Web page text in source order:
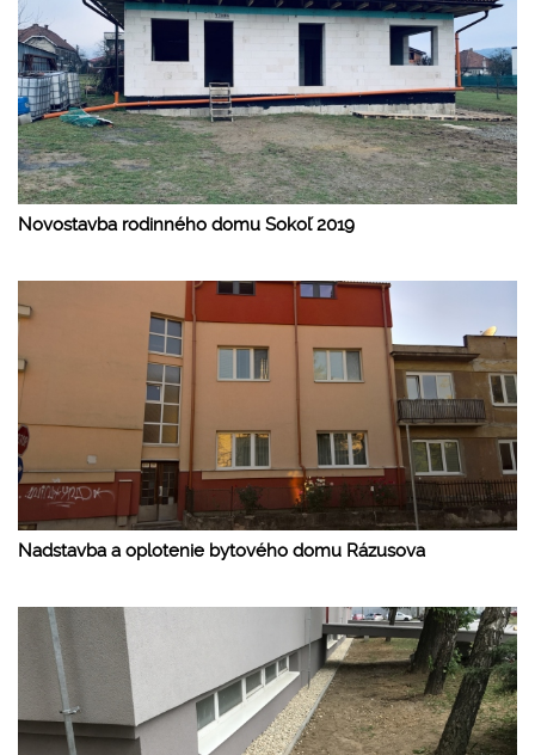
Novostavba rodinného domu Sokoľ 2019
Nadstavba a oplotenie bytového domu Rázusova